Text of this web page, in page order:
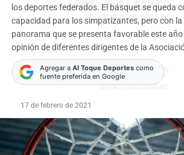
los deportes federados. El básquet se queda
capacidad para los simpatizantes, pero con
panorama que se presenta favorable este
opinión de diferentes dirigentes de la
Agregar a Al Toque Deportescomo
fuente preferida en Google
17 de febrero de 2021